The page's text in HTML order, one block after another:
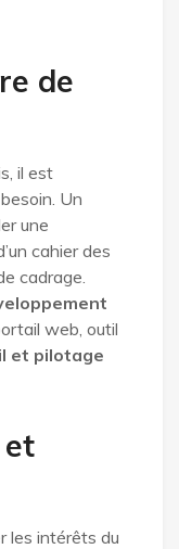
de
il est
Un
une
cahier des
cadrage.
web, outil
et pilotage
et
les intérêts du